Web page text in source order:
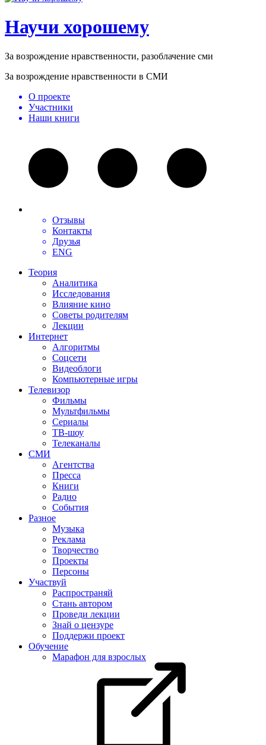
Научи хорошему
За возрождение нравственности, разоблачение сми
За возрождение нравственности в СМИ
О проекте
Участники
Наши книги
Отзывы
Контакты
Друзья
ENG
Теория
Аналитика
Исследования
Влияние кино
Советы родителям
Лекции
Интернет
Алгоритмы
Соцсети
Видеоблоги
Компьютерные игры
Телевизор
Фильмы
Мультфильмы
Сериалы
ТВ-шоу
Телеканалы
СМИ
Агентства
Пресса
Книги
Радио
События
Разное
Музыка
Реклама
Творчество
Проекты
Персоны
Участвуй
Распространяй
Стань автором
Проведи лекции
Знай о цензуре
Поддержи проект
Обучение
Марафон для взрослых